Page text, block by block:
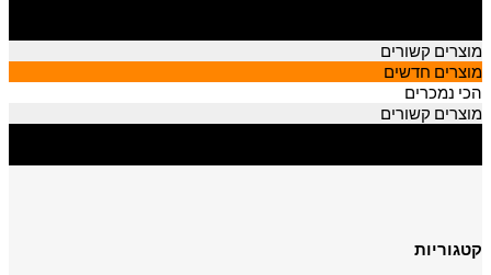
מוצרים קשורים
מוצרים חדשים
הכי נמכרים
מוצרים קשורים
קטגוריות